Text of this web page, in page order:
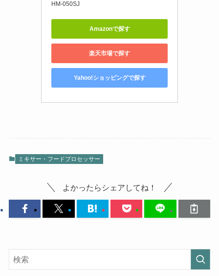
HM-050SJ
Amazonで探す
楽天市場で探す
Yahoo!ショッピングで探す
ミキサー・フードプロセッサー
よかったらシェアしてね！